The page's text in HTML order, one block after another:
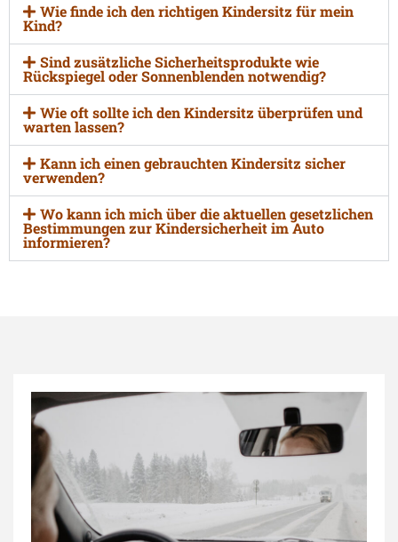
Wie finde ich den richtigen Kindersitz für mein
Kind?
Sind zusätzliche Sicherheitsprodukte wie
Rückspiegel oder Sonnenblenden notwendig?
Wie oft sollte ich den Kindersitz überprüfen und
warten lassen?
Kann ich einen gebrauchten Kindersitz sicher
verwenden?
Wo kann ich mich über die aktuellen gesetzlichen
Bestimmungen zur Kindersicherheit im Auto
informieren?